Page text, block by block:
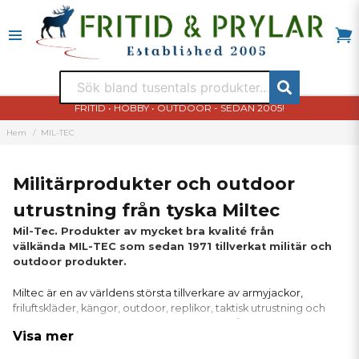
FRITID • HOBBY • OUTDOOR - SEDAN 2005!
Hem MIL-TEC
Militärprodukter och outdoor
utrustning från tyska Miltec
Mil-Tec. Produkter av mycket bra kvalité från
välkända MIL-TEC som sedan 1971 tillverkat militär och
outdoor produkter.
Miltec är en av världens största tillverkare av armyjackor,
friluftskläder, kängor, outdoor, replikor, taktisk utrustning och
friluftsmänniskan, polisen och vapensamlaren.
Visa mer